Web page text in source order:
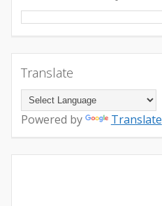
Translate
Powered by Translate